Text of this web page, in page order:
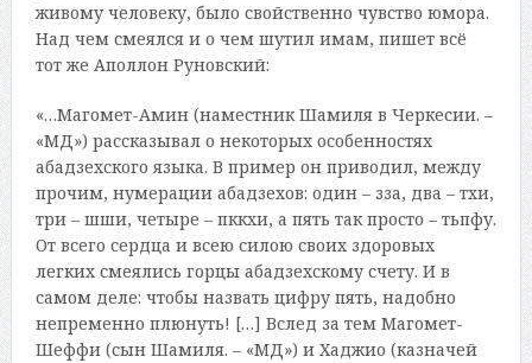
живому человеку, было свойственно чувство юмора.
Над чем смеялся и о чем шутил имам, пишет всё
тот же Аполлон Руновский:
«…Магомет-Амин (наместник Шамиля в Черкесии. –
«МД») рассказывал о некоторых особенностях
абадзехского языка. В пример он приводил, между
прочим, нумерации абадзехов: один – зза, два – тхи,
три – шши, четыре – пккхи, а пять так просто – тьпфу.
От всего сердца и всею силою своих здоровых
легких смеялись горцы абадзехскому счету. И в
самом деле: чтобы назвать цифру пять, надобно
непременно плюнуть! […] Вслед за тем Магомет-
Шеффи (сын Шамиля. – «МД») и Хаджио (казначей